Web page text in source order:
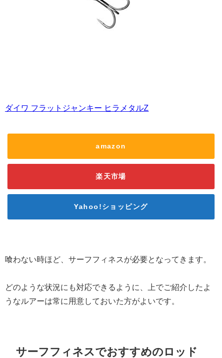
ダイワ フラットジャンキー ヒラメタルZ
amazon
楽天市場
Yahoo!ショッピング
喰わない時ほど、サーフフィネスが必要となってきます。
どのような状況にも対応できるように、上でご紹介したよ
うなルアーは常に用意しておいた方がよいです。
サーフフィネスでおすすめのロッド